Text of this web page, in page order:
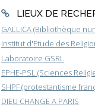
LIEUX DE
GALLICA (Bibliothèque
Institut d'Etude des
Laboratoire GSRL
EPHE-PSL (Sciences
SHPF (protestantisme
DIEU CHANGE A PARIS